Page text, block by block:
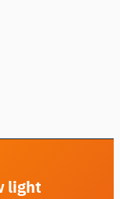
light
提案しま